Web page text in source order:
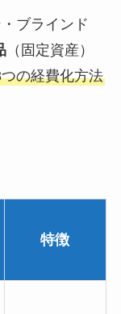
ブラインド
（固定資産）
の経費化方法
特徴